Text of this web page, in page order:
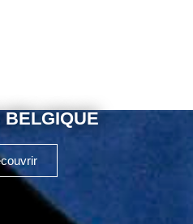
BELGIQUE